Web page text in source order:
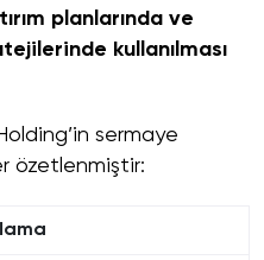
planlarında ve
kullanılması
sermaye
özetlenmiştir: